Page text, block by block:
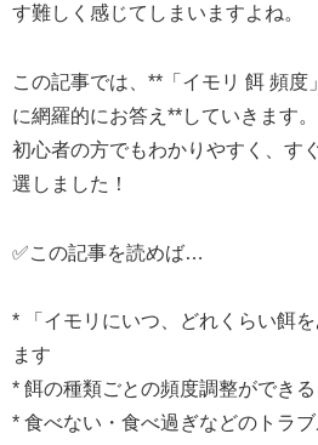
す難しく感じてしまいますよね。
この記事では、**「イモリ 餌 頻度
に網羅的にお答え**していきます。
初心者の方でもわかりやすく、す
選しました！
✅この記事を読めば…
* 「イモリにいつ、どれくらい餌
ます
* 餌の種類ごとの頻度調整ができ
* 食べない・食べ過ぎなどのトラ